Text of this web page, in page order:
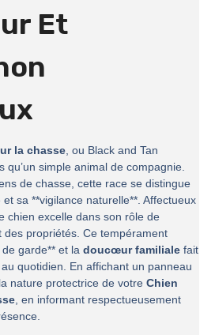
Et
la chasse, ou Black and Tan
qu’un simple animal de compagnie.
de chasse, cette race se distingue
sa **vigilance naturelle**. Affectueux
chien excelle dans son rôle de
des propriétés. Ce tempérament
de garde** et la doucœur familiale fait
quotidien. En affichant un panneau
nature protectrice de votre Chien
, en informant respectueusement